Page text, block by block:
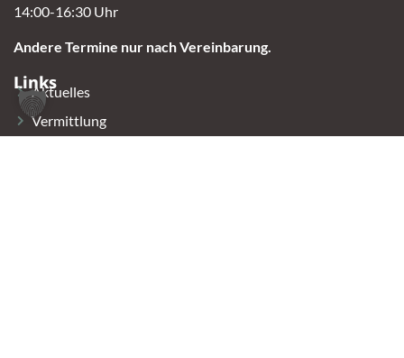
14:00-16:30 Uhr
Andere Termine nur nach Vereinbarung.
Links
Aktuelles
Vermittlung